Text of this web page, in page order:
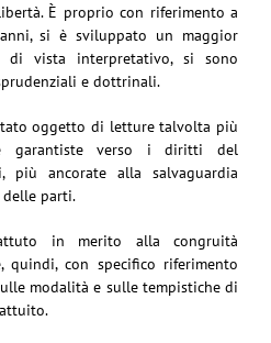
È proprio con riferimento a
si è sviluppato un maggior
di vista interpretativo, si sono
e dottrinali.
oggetto di letture talvolta più
garantiste verso i diritti del
ancorate alla salvaguardia
delle parti.
in merito alla congruità
quindi, con specifico riferimento
modalità e sulle tempistiche di